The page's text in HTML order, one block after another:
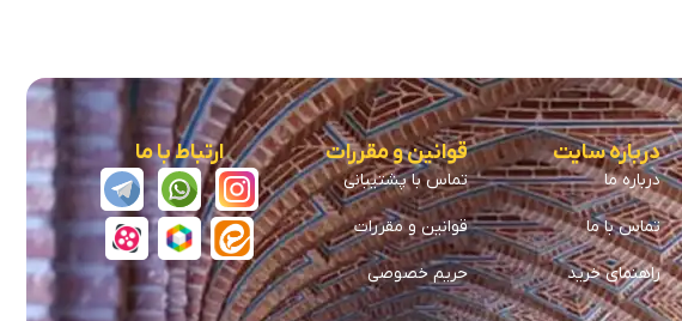
درباره سایت
درباره ما
تماس با ما
راهنمای خرید
قوانین و مقررات
تماس با پشتیبانی
قوانین و مقررات
حریم خصوصی
ارتباط با ما